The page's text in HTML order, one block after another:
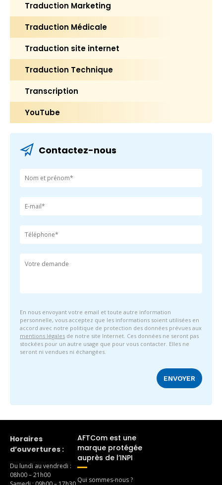
Traduction Marketing
Traduction Médicale
Traduction site internet
Traduction Technique
Transcription
YouTube
Contactez-nous
En nous envoyant votre email et toute autre information
personnelle, vous acceptez que les informations soient utilisées en
accord avec notre politique de protection des données prévues aux
mentions légales de notre site Internet. Ces données ne seront pas
stockées pour un autre usage que pour vous contacter. Elles ne
seront ni vendues ni échangées.
Horaires
d’ouvertures :
Du lundi au vendredi :
08h00 – 21h00
AFTCom est une
marque protégée
auprès de l’INPI
Qui sommes-nous ?